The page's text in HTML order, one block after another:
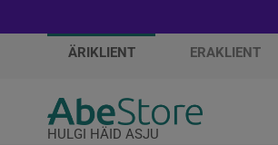
ÄRIKLIENT ERAKLIENT
HULGI HÄID ASJU